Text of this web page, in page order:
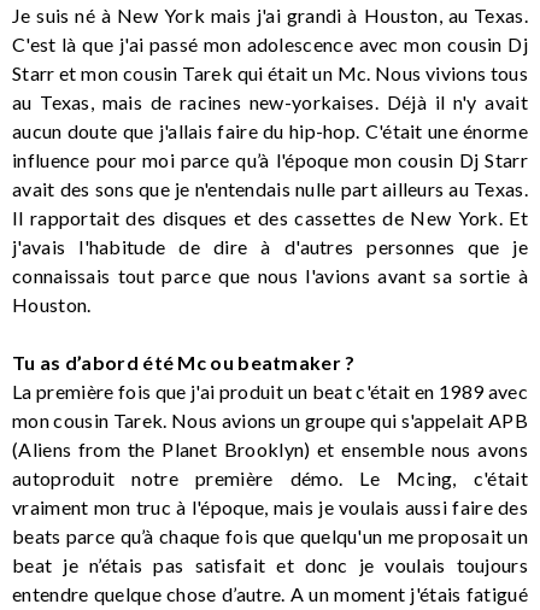
Je suis né à New York mais j'ai grandi à Houston, au Texas.
C'est là que j'ai passé mon adolescence avec mon cousin Dj
Starr et mon cousin Tarek qui était un Mc. Nous vivions tous
au Texas, mais de racines new-yorkaises. Déjà il n'y avait
aucun doute que j'allais faire du hip-hop. C'était une énorme
influence pour moi parce qu’à l'époque mon cousin Dj Starr
avait des sons que je n'entendais nulle part ailleurs au Texas.
Il rapportait des disques et des cassettes de New York. Et
j'avais l'habitude de dire à d'autres personnes que je
connaissais tout parce que nous l'avions avant sa sortie à
Houston.
Tu as d’abord été Mc ou beatmaker ?
La première fois que j'ai produit un beat c'était en 1989 avec
mon cousin Tarek. Nous avions un groupe qui s'appelait APB
(Aliens from the Planet Brooklyn) et ensemble nous avons
autoproduit notre première démo. Le Mcing, c'était
vraiment mon truc à l'époque, mais je voulais aussi faire des
beats parce qu’à chaque fois que quelqu'un me proposait un
beat je n’étais pas satisfait et donc je voulais toujours
entendre quelque chose d’autre. A un moment j'étais fatigué